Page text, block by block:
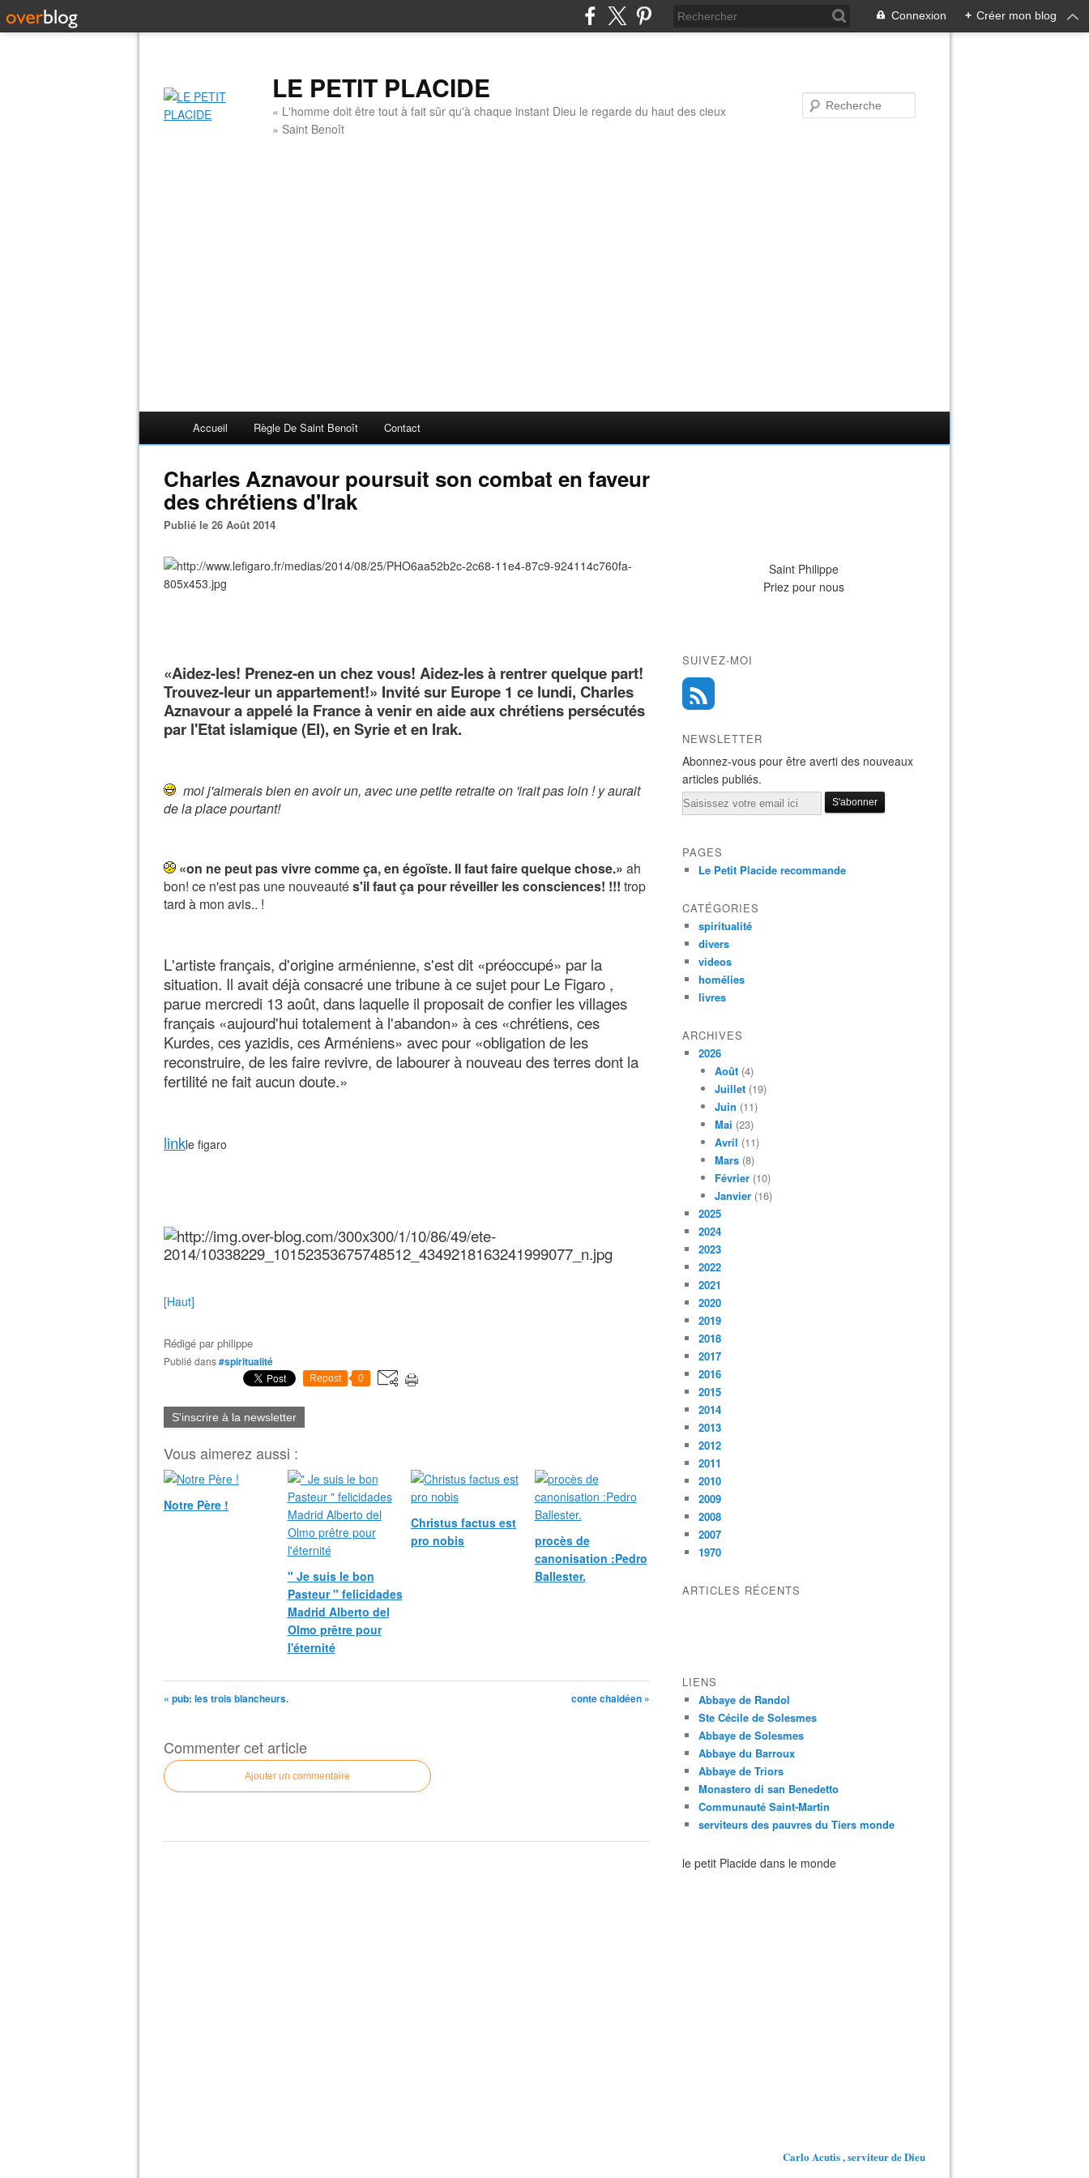
Connexion + Créer mon blog
LE PETIT PLACIDE
« L'homme doit être tout à fait sûr qu'à chaque instant Dieu le regarde du haut des cieux
» Saint Benoît
Accueil Règle De Saint Benoît Contact
Charles Aznavour poursuit son combat en faveur
des chrétiens d'Irak
Publié le 26 Août 2014
«Aidez-les! Prenez-en un chez vous! Aidez-les à rentrer quelque part!
Trouvez-leur un appartement!» Invité sur Europe 1 ce lundi, Charles
Aznavour a appelé la France à venir en aide aux chrétiens persécutés
par l'Etat islamique (EI), en Syrie et en Irak.
moi j'aimerais bien en avoir un, avec une petite retraite on 'irait pas loin ! y aurait
de la place pourtant!
«on ne peut pas vivre comme ça, en égoïste. Il faut faire quelque chose.» ah
bon! ce n'est pas une nouveautés'il faut ça pour réveiller les consciences! !!! trop
tard à mon avis.. !
L'artiste français, d'origine arménienne, s'est dit «préoccupé» par la
situation. Il avait déjà consacré une tribune à ce sujet pour Le Figaro ,
parue mercredi 13 août, dans laquelle il proposait de confier les villages
français «aujourd'hui totalement à l'abandon» à ces «chrétiens, ces
Kurdes, ces yazidis, ces Arméniens» avec pour «obligation de les
reconstruire, de les faire revivre, de labourer à nouveau des terres dont la
fertilité ne fait aucun doute.»
linkle figaro
[Haut]
Rédigé parphilippe
Publié dans#spiritualité
Repost 0
S'inscrire à la newsletter
Vous aimerez aussi :
Notre Père !
" Je suis le bon
Pasteur " felicidades
Madrid Alberto del
Olmo prêtre pour
l'éternité
Christus factus est
pro nobis
procès de
canonisation :Pedro
Ballester.
« pub: les trois blancheurs. conte chaldéen »
Commenter cet article
Ajouter un commentaire
Saint Philippe
Priez pour nous
SUIVEZ-MOI
NEWSLETTER
Abonnez-vous pour être averti des nouveaux
articles publiés.
Email
PAGES
Le Petit Placide recommande
CATÉGORIES
spiritualité
divers
videos
homélies
livres
ARCHIVES
2026
Août (4)
Juillet (19)
Juin (11)
Mai (23)
Avril (11)
Mars (8)
Février (10)
Janvier (16)
2025
2024
2023
2022
2021
2020
2019
2018
2017
2016
2015
2014
2013
2012
2011
2010
2009
2008
2007
1970
ARTICLES RÉCENTS
LIENS
Abbaye de Randol
Ste Cécile de Solesmes
Abbaye de Solesmes
Abbaye du Barroux
Abbaye de Triors
Monastero di san Benedetto
Communauté Saint-Martin
serviteurs des pauvres du Tiers monde
le petit Placide dans le monde
Carlo Acutis , serviteur de Dieu